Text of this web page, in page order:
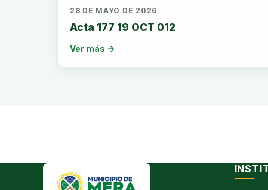
28 DE MAYO DE 2026
Acta 177 19 OCT 012
Ver más →